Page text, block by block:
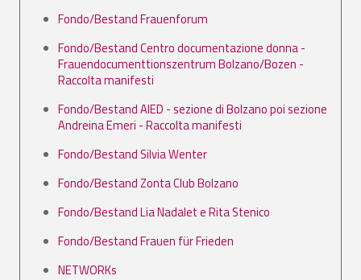
Fondo/Bestand Frauenforum
Fondo/Bestand Centro documentazione donna -
Frauendocumenttionszentrum Bolzano/Bozen -
Raccolta manifesti
Fondo/Bestand AIED - sezione di Bolzano poi sezione
Andreina Emeri - Raccolta manifesti
Fondo/Bestand Silvia Wenter
Fondo/Bestand Zonta Club Bolzano
Fondo/Bestand Lia Nadalet e Rita Stenico
Fondo/Bestand Frauen für Frieden
NETWORKs